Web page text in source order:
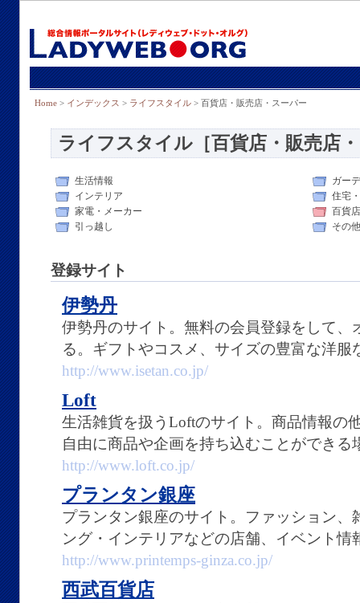
Home > インデックス > ライフスタイル > 百貨店・販売店・スーパー
ライフスタイル［百貨店・販売店
生活情報
ガー
インテリア
住宅
家電・メーカー
百貨
引っ越し
その他
登録サイト
伊勢丹
伊勢丹のサイト。無料の会員登録をして、
る。ギフトやコスメ、サイズの豊富な洋
http://www.isetan.co.jp/
Loft
生活雑貨を扱うLoftのサイト。商品情報の
自由に商品や企画を持ち込むことができる
http://www.loft.co.jp/
プランタン銀座
プランタン銀座のサイト。ファッション
ング・インテリアなどの店舗、イベント
http://www.printemps-ginza.co.jp/
西武百貨店